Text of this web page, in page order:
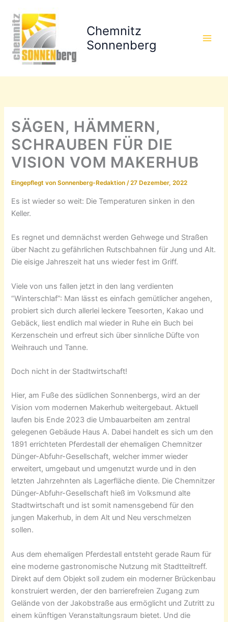
Inhalt
springen
Chemnitz
Sonnenberg
SÄGEN, HÄMMERN,
SCHRAUBEN FÜR DIE
VISION VOM MAKERHUB
Eingepflegt von Sonnenberg-Redaktion/27 Dezember, 2022
Es ist wieder so weit: Die Temperaturen sinken in den
Keller.
Es regnet und demnächst werden Gehwege und Straßen
über Nacht zu gefährlichen Rutschbahnen für Jung und Alt.
Die eisige Jahreszeit hat uns wieder fest im Griff.
Viele von uns fallen jetzt in den lang verdienten
“Winterschlaf”: Man lässt es einfach gemütlicher angehen,
probiert sich durch allerlei leckere Teesorten, Kakao und
Gebäck, liest endlich mal wieder in Ruhe ein Buch bei
Kerzenschein und erfreut sich über sinnliche Düfte von
Weihrauch und Tanne.
Doch nicht in der Stadtwirtschaft!
Hier, am Fuße des südlichen Sonnenbergs, wird an der
Vision vom modernen Makerhub weitergebaut. Aktuell
laufen bis Ende 2023 die Umbauarbeiten am zentral
gelegenen Gebäude Haus A. Dabei handelt es sich um den
1891 errichteten Pferdestall der ehemaligen Chemnitzer
Dünger-Abfuhr-Gesellschaft, welcher immer wieder
erweitert, umgebaut und umgenutzt wurde und in den
letzten Jahrzehnten als Lagerfläche diente. Die Chemnitzer
Dünger-Abfuhr-Gesellschaft hieß im Volksmund alte
Stadtwirtschaft und ist somit namensgebend für den
jungen Makerhub, in dem Alt und Neu verschmelzen
sollen.
Aus dem ehemaligen Pferdestall entsteht gerade Raum für
eine moderne gastronomische Nutzung mit Stadtteiltreff.
Direkt auf dem Objekt soll zudem ein moderner Brückenbau
konstruiert werden, der den barrierefreien Zugang zum
Gelände von der Jakobstraße aus ermöglicht und Zutritt zu
einem künftigen Veranstaltungsraum bietet. Und die